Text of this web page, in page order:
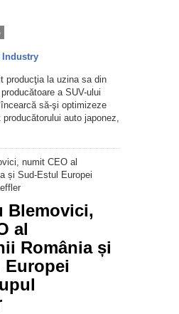
Industry
producţia la uzina sa din
a SUV-ului
să-şi optimizeze
auto japonez,
Blemovici,
al
România și
Europei